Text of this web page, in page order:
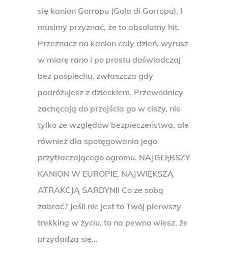
się kanion Gorropu (Gola di Gorropu). I
musimy przyznać, że to absolutny hit.
Przeznacz na kanion cały dzień, wyrusz
w miarę rano i po prostu doświadczaj
bez pośpiechu, zwłaszcza gdy
podróżujesz z dzieckiem. Przewodnicy
zachęcają do przejścia go w ciszy, nie
tylko ze względów bezpieczeństwa, ale
również dla spotęgowania jego
przytłaczającego ogromu. NAJGŁĘBSZY
KANION W EUROPIE, NAJWIĘKSZĄ
ATRAKCJĄ SARDYNII Co ze sobą
zabrać? Jeśli nie jest to Twój pierwszy
trekking w życiu, to na pewno wiesz, że
przydadzą się